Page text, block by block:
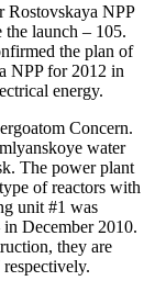
Rostovskaya NPP
launch – 105.
the plan of
NPP for 2012 in
energy.
Concern.
water
The power plant
of reactors with
unit #1 was
December 2010.
they are